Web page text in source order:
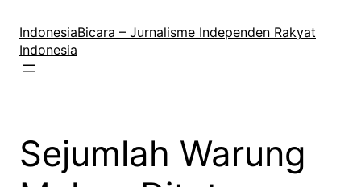
konten
IndonesiaBicara – Jurnalisme Independen Rakyat
Indonesia
Sejumlah Warung